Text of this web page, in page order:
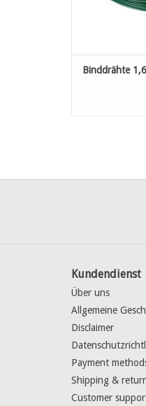
Binddrähte
Kundendienst
Über uns
Allgemeine
Disclaimer
Payment
Shipping &
Customer